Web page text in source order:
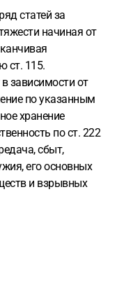
статей за
начиная от
ст. 115.
зависимости от
по указанным
хранение
по ст. 222
сбыт,
его основных
и взрывных